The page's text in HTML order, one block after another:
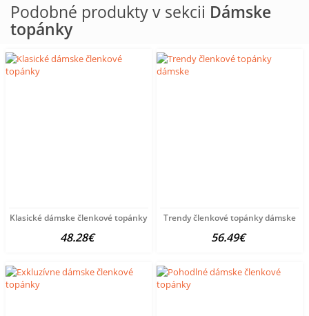
Podobné produkty v sekcii Dámske
topánky
Klasické dámske členkové topánky
48.28€
Trendy členkové topánky dámske
56.49€